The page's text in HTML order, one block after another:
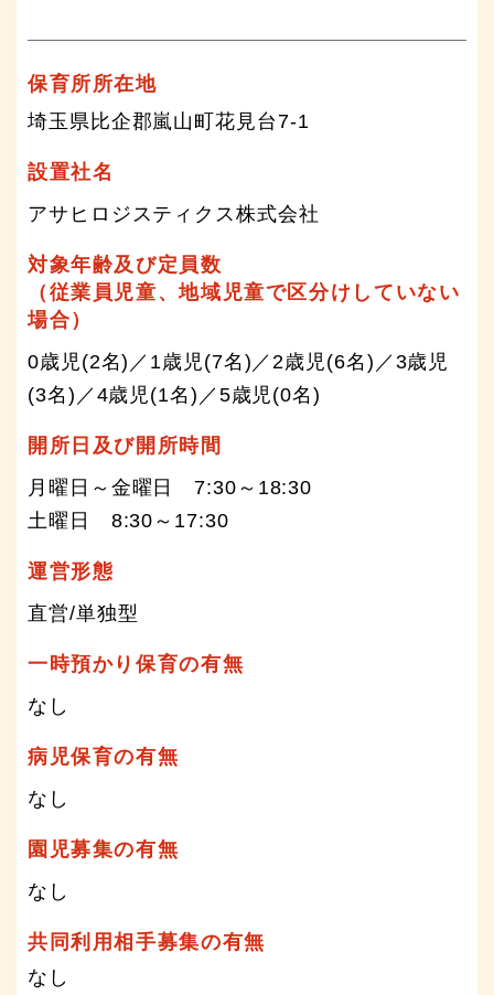
保育所所在地
埼玉県比企郡嵐山町花見台7-1
設置社名
アサヒロジスティクス株式会社
対象年齢及び定員数
（従業員児童、地域児童で区分けしていない
場合）
0歳児(2名)／1歳児(7名)／2歳児(6名)／3歳児
(3名)／4歳児(1名)／5歳児(0名)
開所日及び開所時間
月曜日～金曜日 7:30～18:30
土曜日 8:30～17:30
運営形態
直営/単独型
一時預かり保育の有無
なし
病児保育の有無
なし
園児募集の有無
なし
共同利用相手募集の有無
なし